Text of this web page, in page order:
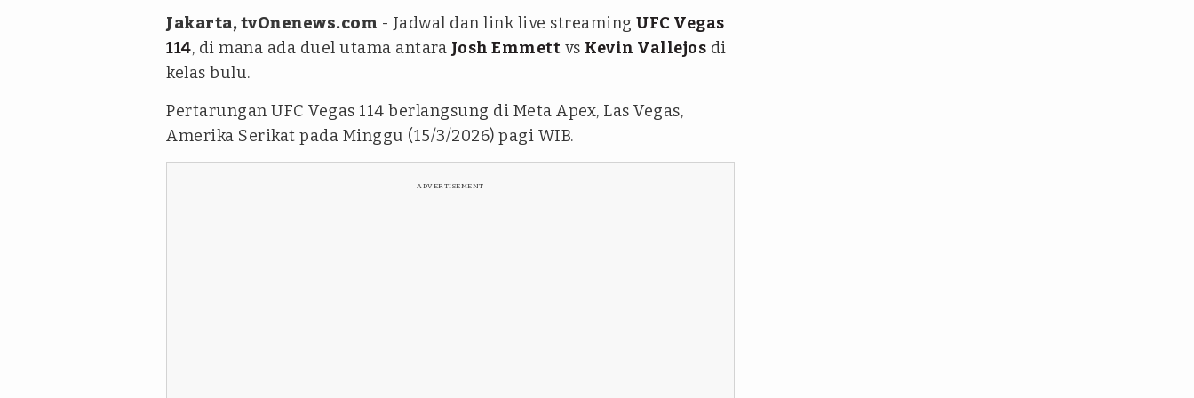
Jakarta, tvOnenews.com - Jadwal dan link live streaming UFC Vegas
114, di mana ada duel utama antara Josh Emmett vs Kevin Vallejos di
kelas bulu.
Pertarungan UFC Vegas 114 berlangsung di Meta Apex, Las Vegas,
Amerika Serikat pada Minggu (15/3/2026) pagi WIB.
ADVERTISEMENT